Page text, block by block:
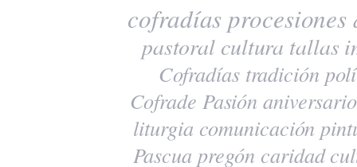
cofradías procesiones
pastoral cultura tallas
Cofradías tradición
Cofrade Pasión
liturgia comunicación
Pascua pregón caridad